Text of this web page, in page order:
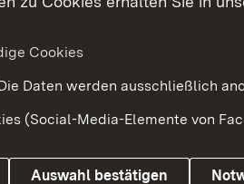
Cookies
Daten werden ausschließlich
(Social-Media-Elemente von
Auswahl bestätigen